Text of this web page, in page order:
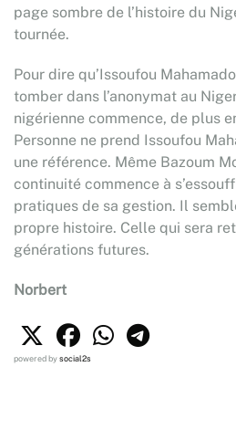
page sombre de l’histoire du
tournée.
Pour dire qu’Issoufou
tomber dans l’anonymat au
nigérienne commence, de plus
Personne ne prend Issoufou
une référence. Même Bazoum
continuité commence à
pratiques de sa gestion. Il
propre histoire. Celle qui sera
générations futures.
Norbert
powered bysocial2s